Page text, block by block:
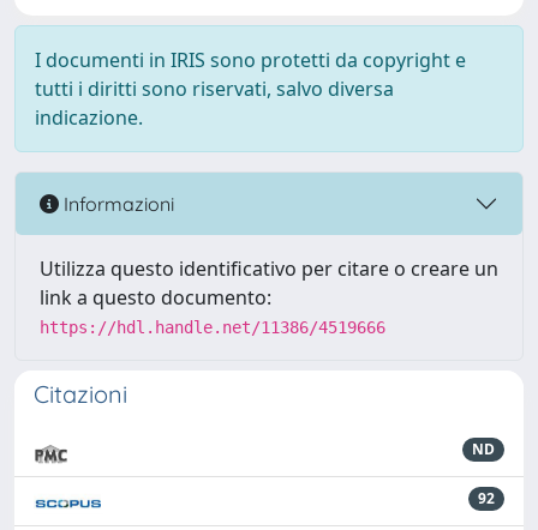
I documenti in IRIS sono protetti da copyright e
tutti i diritti sono riservati, salvo diversa
indicazione.
Informazioni
Utilizza questo identificativo per citare o creare un
link a questo documento:
https://hdl.handle.net/11386/4519666
Citazioni
ND
92